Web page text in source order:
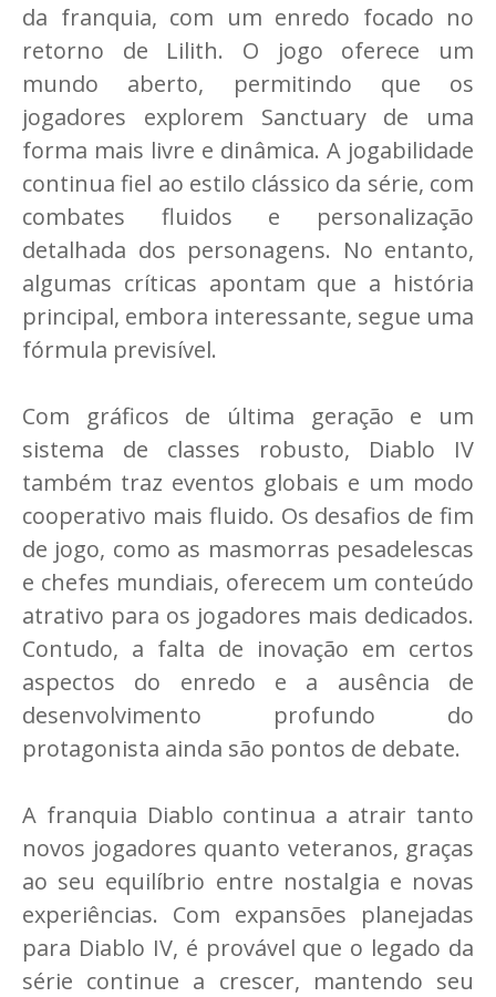
da franquia, com um enredo focado no
retorno de Lilith. O jogo oferece um
mundo aberto, permitindo que os
jogadores explorem Sanctuary de uma
forma mais livre e dinâmica. A jogabilidade
continua fiel ao estilo clássico da série, com
combates fluidos e personalização
detalhada dos personagens. No entanto,
algumas críticas apontam que a história
principal, embora interessante, segue uma
fórmula previsível.
Com gráficos de última geração e um
sistema de classes robusto, Diablo IV
também traz eventos globais e um modo
cooperativo mais fluido. Os desafios de fim
de jogo, como as masmorras pesadelescas
e chefes mundiais, oferecem um conteúdo
atrativo para os jogadores mais dedicados.
Contudo, a falta de inovação em certos
aspectos do enredo e a ausência de
desenvolvimento profundo do
protagonista ainda são pontos de debate​.
A franquia Diablo continua a atrair tanto
novos jogadores quanto veteranos, graças
ao seu equilíbrio entre nostalgia e novas
experiências. Com expansões planejadas
para Diablo IV, é provável que o legado da
série continue a crescer, mantendo seu